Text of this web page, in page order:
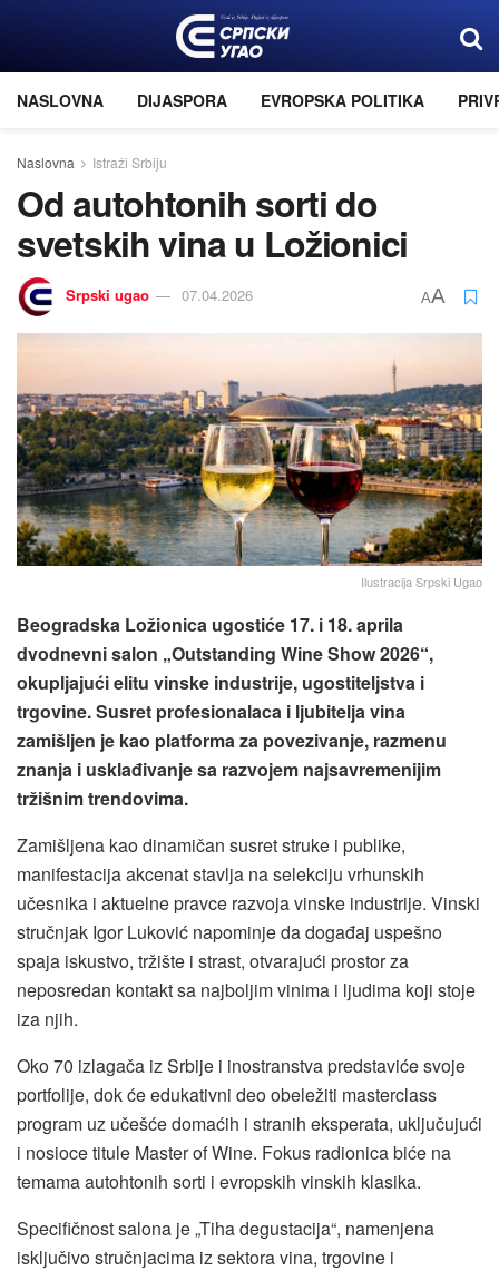
NASLOVNA DIJASPORA EVROPSKA POLITIKA
Naslovna Istraži Srbiju
Od autohtonih sorti do
svetskih vina u Ložionici
Srpski ugao 07.04.2026 AA
Ilustracija Srpski Ugao
Beogradska Ložionica ugostiće 17. i 18. aprila
dvodnevni salon „Outstanding Wine Show 2026“,
okupljajući elitu vinske industrije, ugostiteljstva i
trgovine. Susret profesionalaca i ljubitelja vina
zamišljen je kao platforma za povezivanje, razmenu
znanja i usklađivanje sa razvojem najsavremenijim
tržišnim trendovima.
Zamišljena kao dinamičan susret struke i publike,
manifestacija akcenat stavlja na selekciju vrhunskih
učesnika i aktuelne pravce razvoja vinske industrije. Vinski
stručnjak Igor Luković napominje da događaj uspešno
spaja iskustvo, tržište i strast, otvarajući prostor za
neposredan kontakt sa najboljim vinima i ljudima koji stoje
iza njih.
Oko 70 izlagača iz Srbije i inostranstva predstaviće svoje
portfolije, dok će edukativni deo obeležiti masterclass
program uz učešće domaćih i stranih eksperata, uključujući
i nosioce titule Master of Wine. Fokus radionica biće na
temama autohtonih sorti i evropskih vinskih klasika.
Specifičnost salona je „Tiha degustacija“, namenjena
isključivo stručnjacima iz sektora vina, trgovine i